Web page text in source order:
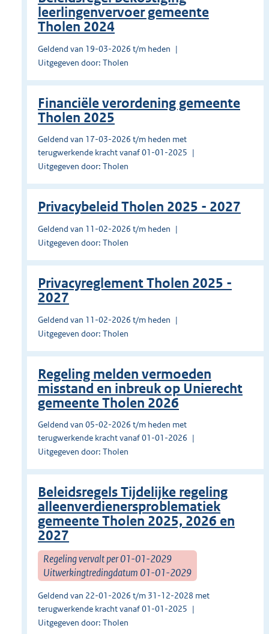
leerlingenvervoer gemeente
Tholen 2024
Geldend van 19-03-2026 t/m heden
Uitgegeven door: Tholen
Financiële verordening gemeente
Tholen 2025
Geldend van 17-03-2026 t/m heden met
terugwerkende kracht vanaf 01-01-2025
Uitgegeven door: Tholen
Privacybeleid Tholen 2025 - 2027
Geldend van 11-02-2026 t/m heden
Uitgegeven door: Tholen
Privacyreglement Tholen 2025 -
2027
Geldend van 11-02-2026 t/m heden
Uitgegeven door: Tholen
Regeling melden vermoeden
misstand en inbreuk op Unierecht
gemeente Tholen 2026
Geldend van 05-02-2026 t/m heden met
terugwerkende kracht vanaf 01-01-2026
Uitgegeven door: Tholen
Beleidsregels Tijdelijke regeling
alleenverdienersproblematiek
gemeente Tholen 2025, 2026 en
2027
Regeling vervalt per 01-01-2029
Uitwerkingtredingdatum 01-01-2029
Geldend van 22-01-2026 t/m 31-12-2028 met
terugwerkende kracht vanaf 01-01-2025
Uitgegeven door: Tholen